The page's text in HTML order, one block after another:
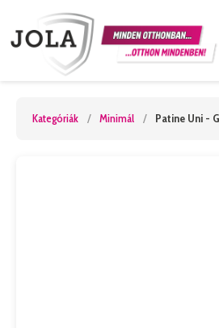
Kategóriák / Minimál / Patine Uni -